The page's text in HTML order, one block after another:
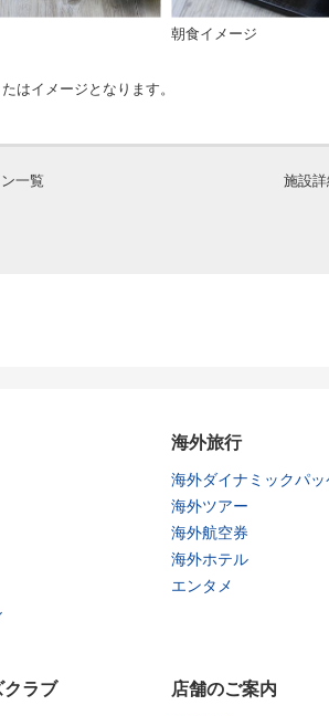
朝食イメージ
はイメージとなります。
一覧 施設詳
海外旅行
海外ダイナミックパッ
海外ツアー
海外航空券
海外ホテル
エンタメ
クラブ 店舗のご案内